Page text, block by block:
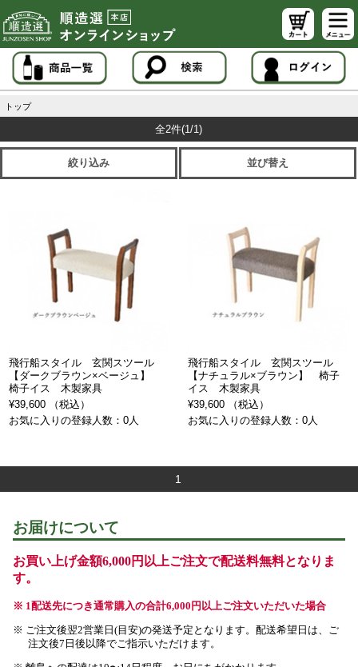
トップ
全2件(1/1)
絞り込み 並び替え
飛行船スタイル 玄関スツール
【ダークブラウン×ベージュ】
椅子イス 木製家具
¥39,600 （税込）
お気に入りの登録人数：0人
飛行船スタイル 玄関スツール
【ナチュラル×ブラウン】 椅子
イス 木製家具
¥39,600 （税込）
お気に入りの登録人数：0人
1